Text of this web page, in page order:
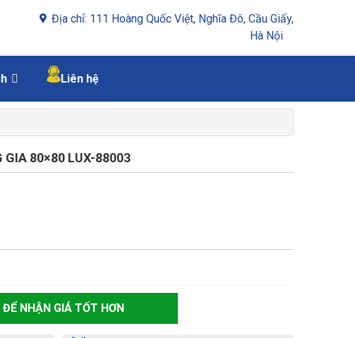
Địa chỉ: 111 Hoàng Quốc Việt, Nghĩa Đô, Cầu Giấy,
Hà Nội
Liên hệ
GIA 80×80 LUX-88003
NHẬN GIÁ TỐT HƠN